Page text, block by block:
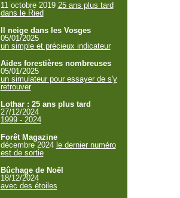
11 octobre 2019 25 ans plus tard
dans le Ried
Il neige dans les Vosges
05/01/2025
un simple et précieux indicateur
Aides forestières nombreuses
05/01/2025
un simulateur pour essayer de s'y
retrouver
Lothar : 25 ans plus tard
27/12/2024
1999 - 2024
Forêt Magazine
décembre 2024 le dernier numéro
est de sortie
Bûchage de Noël
18/12/2024
avec des étoiles